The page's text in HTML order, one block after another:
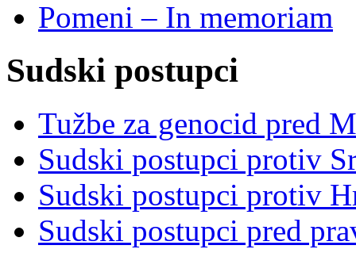
Pomeni – In memoriam
Sudski postupci
Tužbe za genocid pred
Sudski postupci protiv
Sudski postupci protiv
Sudski postupci pred